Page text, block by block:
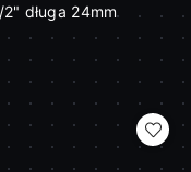
długa 24mm